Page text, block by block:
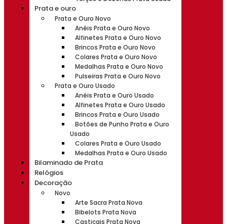
Prata e ouro
Prata e Ouro Novo
Anéis Prata e Ouro Novo
Alfinetes Prata e Ouro Novo
Brincos Prata e Ouro Novo
Colares Prata e Ouro Novo
Medalhas Prata e Ouro Novo
Pulseiras Prata e Ouro Novo
Prata e Ouro Usado
Anéis Prata e Ouro Usado
Alfinetes Prata e Ouro Usado
Brincos Prata e Ouro Usado
Botões de Punho Prata e Ouro
Usado
Colares Prata e Ouro Usado
Medalhas Prata e Ouro Usado
Bilaminado de Prata
Relógios
Decoração
Novo
Arte Sacra Prata Nova
Bibelots Prata Nova
Castiçais Prata Nova